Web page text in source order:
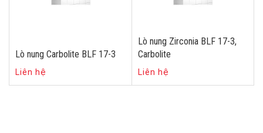
Lò nung Carbolite BLF 17-3
Liên hệ
Lò nung Zirconia BLF 17-3,
Carbolite
Liên hệ